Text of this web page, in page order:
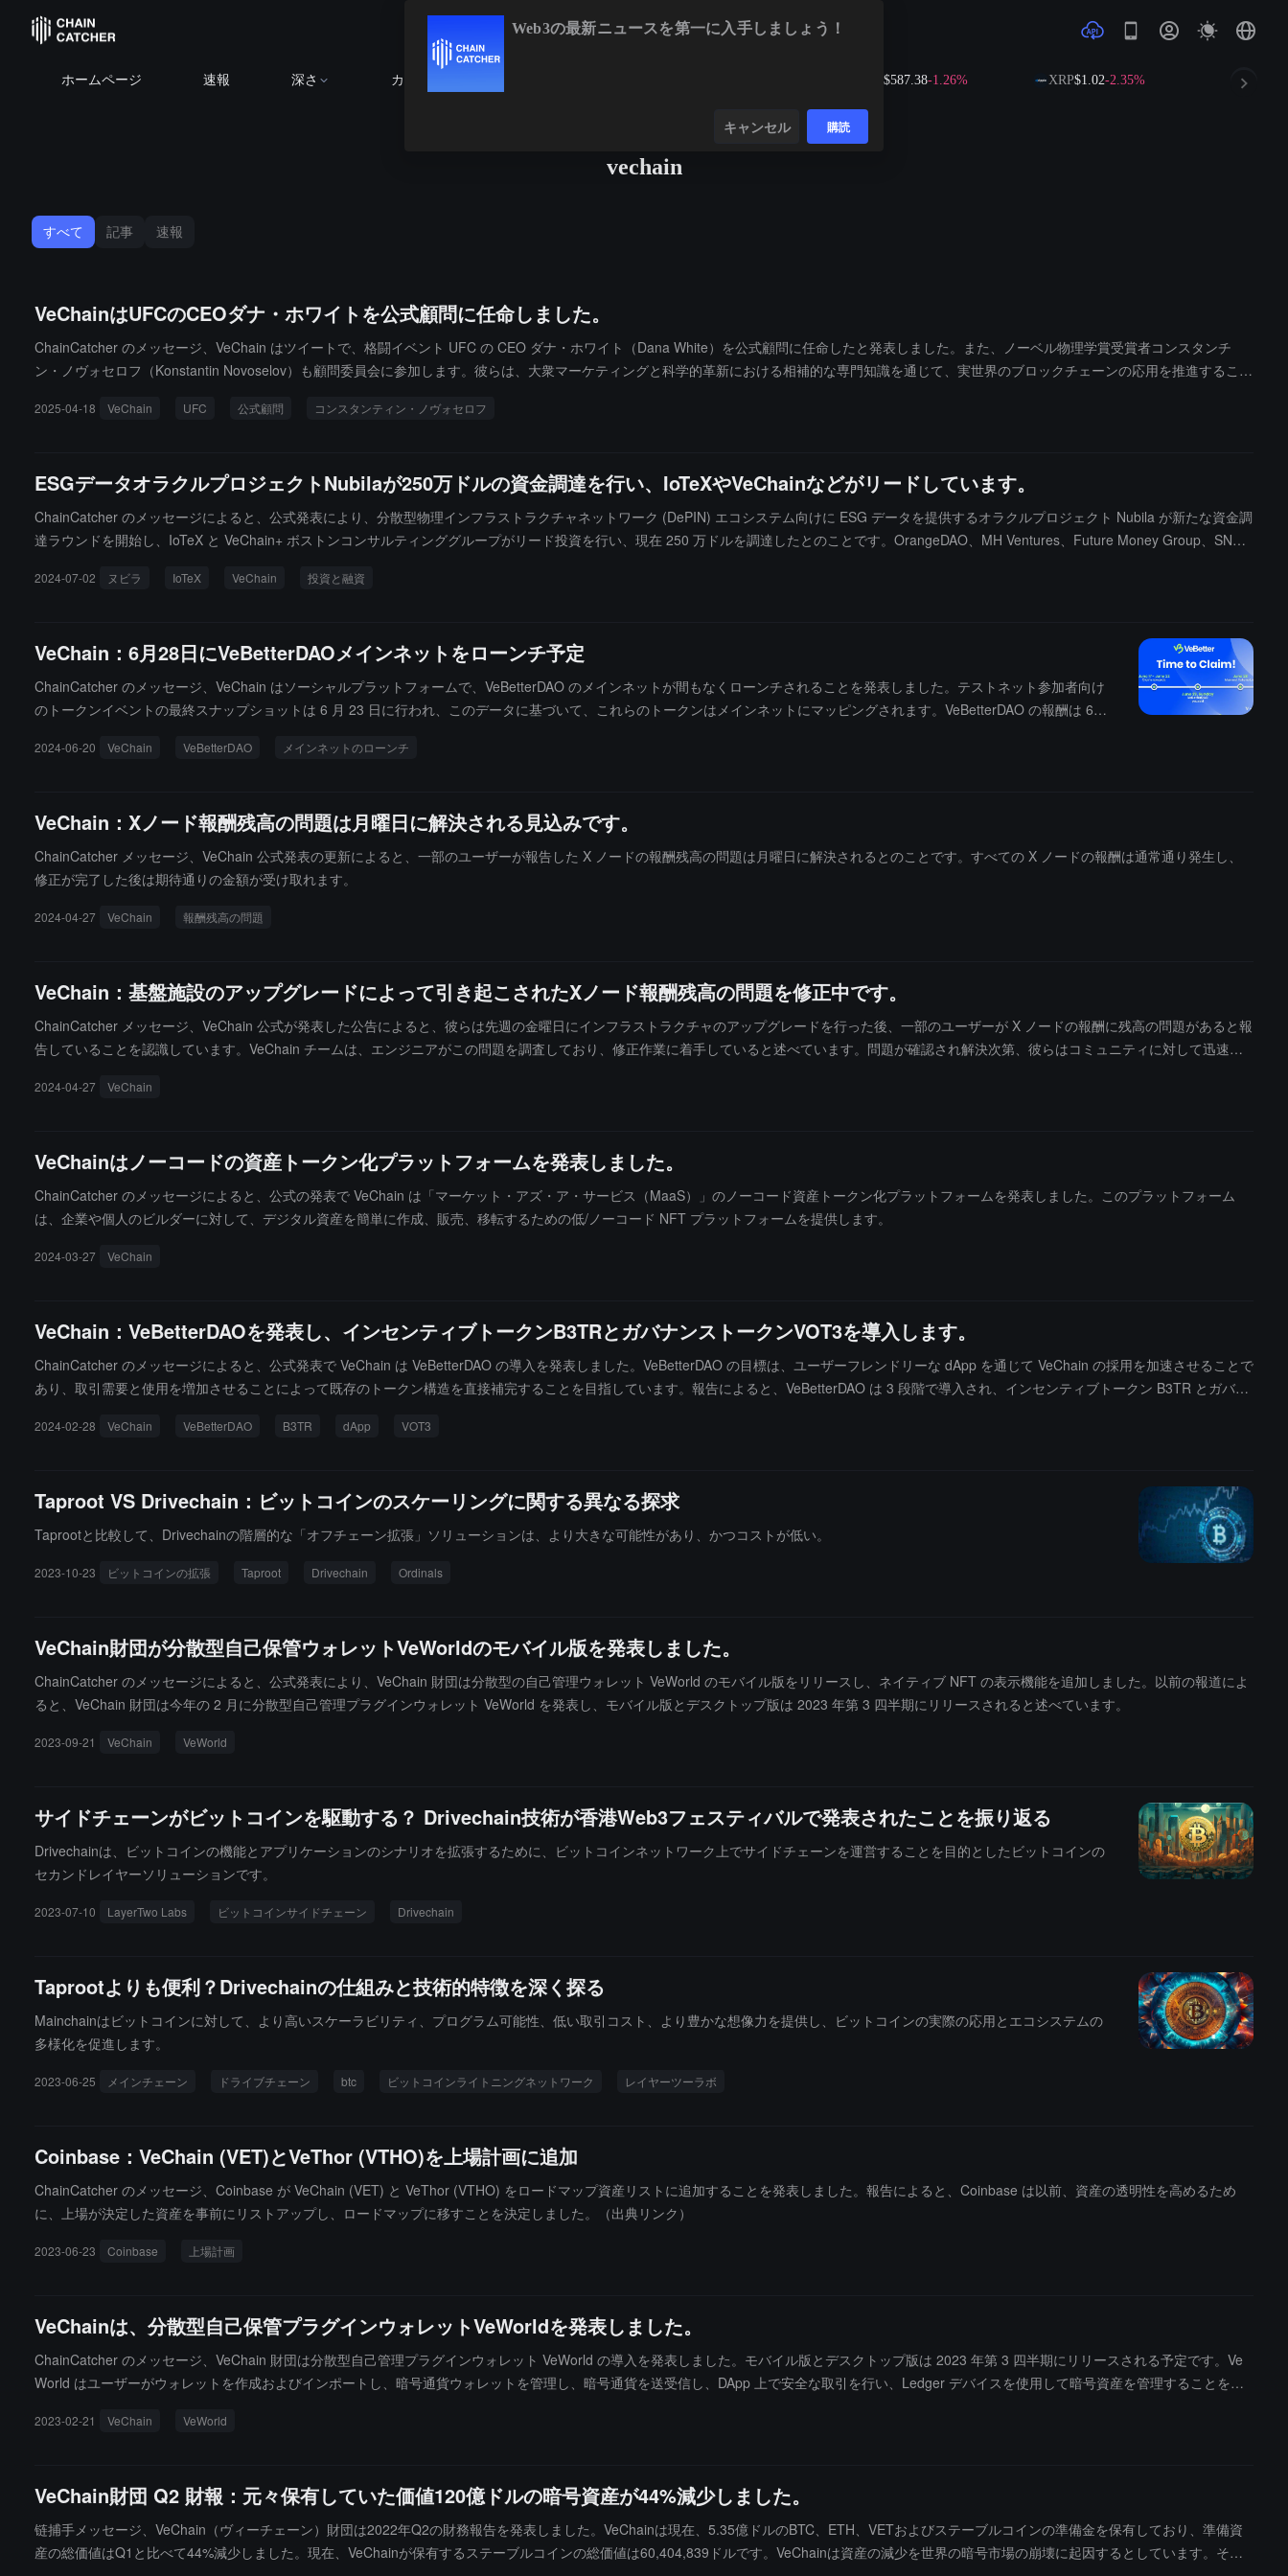
ホームページ 速報 深さ カレンダー $587.38-1.26% XRP$1.02-2.35% SOL$72.94
vechain
すべて 記事 速報
VeChainはUFCのCEOダナ・ホワイトを公式顧問に任命しました。
ChainCatcher のメッセージ、VeChain はツイートで、格闘イベント UFC の CEO ダナ・ホワイト（Dana White）を公式顧問に任命したと発表しました。また、ノーベル物理学賞受賞者コンスタンチ
ン・ノヴォセロフ（Konstantin Novoselov）も顧問委員会に参加します。彼らは、大衆マーケティングと科学的革新における相補的な専門知識を通じて、実世界のブロックチェーンの応用を推進すること
2025-04-18 VeChain UFC 公式顧問 コンスタンティン・ノヴォセロフ
ESGデータオラクルプロジェクトNubilaが250万ドルの資金調達を行い、IoTeXやVeChainなどがリードしています。
ChainCatcher のメッセージによると、公式発表により、分散型物理インフラストラクチャネットワーク (DePIN) エコシステム向けに ESG データを提供するオラクルプロジェクト Nubila が新たな資金調
達ラウンドを開始し、IoTeX と VeChain+ ボストンコンサルティンググループがリード投資を行い、現在 250 万ドルを調達したとのことです。OrangeDAO、MH Ventures、Future Money Group、SNZ
エコシステムに正確な ESG データを提供することに注力しており、AI とトークン化を活用して持続可能な発展を推進することを目指しています。資金は ESG データネットワークの拡張、データの精度
2024-07-02 ヌビラ IoTeX VeChain 投資と融資
VeChain：6月28日にVeBetterDAOメインネットをローンチ予定
ChainCatcher のメッセージ、VeChain はソーシャルプラットフォームで、VeBetterDAO のメインネットが間もなくローンチされることを発表しました。テストネット参加者向け
のトークンイベントの最終スナップショットは 6 月 23 日に行われ、このデータに基づいて、これらのトークンはメインネットにマッピングされます。VeBetterDAO の報酬は 6
2024-06-20 VeChain VeBetterDAO メインネットのローンチ
VeChain：Xノード報酬残高の問題は月曜日に解決される見込みです。
ChainCatcher メッセージ、VeChain 公式発表の更新によると、一部のユーザーが報告した X ノードの報酬残高の問題は月曜日に解決されるとのことです。すべての X ノードの報酬は通常通り発生し、
修正が完了した後は期待通りの金額が受け取れます。
2024-04-27 VeChain 報酬残高の問題
VeChain：基盤施設のアップグレードによって引き起こされたXノード報酬残高の問題を修正中です。
ChainCatcher メッセージ、VeChain 公式が発表した公告によると、彼らは先週の金曜日にインフラストラクチャのアップグレードを行った後、一部のユーザーが X ノードの報酬に残高の問題があると報
告していることを認識しています。VeChain チームは、エンジニアがこの問題を調査しており、修正作業に着手していると述べています。問題が確認され解決次第、彼らはコミュニティに対して迅速に
2024-04-27 VeChain
VeChainはノーコードの資産トークン化プラットフォームを発表しました。
ChainCatcher のメッセージによると、公式の発表で VeChain は「マーケット・アズ・ア・サービス（MaaS）」のノーコード資産トークン化プラットフォームを発表しました。このプラットフォーム
は、企業や個人のビルダーに対して、デジタル資産を簡単に作成、販売、移転するための低/ノーコード NFT プラットフォームを提供します。
2024-03-27 VeChain
VeChain：VeBetterDAOを発表し、インセンティブトークンB3TRとガバナンストークンVOT3を導入します。
ChainCatcher のメッセージによると、公式発表で VeChain は VeBetterDAO の導入を発表しました。VeBetterDAO の目標は、ユーザーフレンドリーな dApp を通じて VeChain の採用を加速させることで
あり、取引需要と使用を増加させることによって既存のトークン構造を直接補完することを目指しています。報告によると、VeBetterDAO は 3 段階で導入され、インセンティブトークン B3TR とガバナ
2024-02-28 VeChain VeBetterDAO B3TR dApp VOT3
Taproot VS Drivechain：ビットコインのスケーリングに関する異なる探求
Taprootと比較して、Drivechainの階層的な「オフチェーン拡張」ソリューションは、より大きな可能性があり、かつコストが低い。
2023-10-23 ビットコインの拡張 Taproot Drivechain Ordinals
VeChain財団が分散型自己保管ウォレットVeWorldのモバイル版を発表しました。
ChainCatcher のメッセージによると、公式発表により、VeChain 財団は分散型の自己管理ウォレット VeWorld のモバイル版をリリースし、ネイティブ NFT の表示機能を追加しました。以前の報道によ
ると、VeChain 財団は今年の 2 月に分散型自己管理プラグインウォレット VeWorld を発表し、モバイル版とデスクトップ版は 2023 年第 3 四半期にリリースされると述べています。
2023-09-21 VeChain VeWorld
サイドチェーンがビットコインを駆動する？ Drivechain技術が香港Web3フェスティバルで発表されたことを振り返る
Drivechainは、ビットコインの機能とアプリケーションのシナリオを拡張するために、ビットコインネットワーク上でサイドチェーンを運営することを目的としたビットコインの
セカンドレイヤーソリューションです。
2023-07-10 LayerTwo Labs ビットコインサイドチェーン Drivechain
Taprootよりも便利？Drivechainの仕組みと技術的特徴を深く探る
Mainchainはビットコインに対して、より高いスケーラビリティ、プログラム可能性、低い取引コスト、より豊かな想像力を提供し、ビットコインの実際の応用とエコシステムの
多様化を促進します。
2023-06-25 メインチェーン ドライブチェーン btc ビットコインライトニングネットワーク レイヤーツーラボ
Coinbase：VeChain (VET)とVeThor (VTHO)を上場計画に追加
ChainCatcher のメッセージ、Coinbase が VeChain (VET) と VeThor (VTHO) をロードマップ資産リストに追加することを発表しました。報告によると、Coinbase は以前、資産の透明性を高めるため
に、上場が決定した資産を事前にリストアップし、ロードマップに移すことを決定しました。（出典リンク）
2023-06-23 Coinbase 上場計画
VeChainは、分散型自己保管プラグインウォレットVeWorldを発表しました。
ChainCatcher のメッセージ、VeChain 財団は分散型自己管理プラグインウォレット VeWorld の導入を発表しました。モバイル版とデスクトップ版は 2023 年第 3 四半期にリリースされる予定です。Ve
World はユーザーがウォレットを作成およびインポートし、暗号通貨ウォレットを管理し、暗号通貨を送受信し、DApp 上で安全な取引を行い、Ledger デバイスを使用して暗号資産を管理することを可
（出典リンク）
2023-02-21 VeChain VeWorld
VeChain財団 Q2 財報：元々保有していた価値120億ドルの暗号資産が44%減少しました。
链捕手メッセージ、VeChain（ヴィーチェーン）財団は2022年Q2の財務報告を発表しました。VeChainは現在、5.35億ドルのBTC、ETH、VETおよびステーブルコインの準備金を保有しており、準備資
産の総価値はQ1と比べて44%減少しました。現在、VeChainが保有するステーブルコインの総価値は60,404,839ドルです。VeChainは資産の減少を世界の暗号市場の崩壊に起因するとしています。それ
Web3の最新ニュースを第一に入手しましょう！
キャンセル 購読